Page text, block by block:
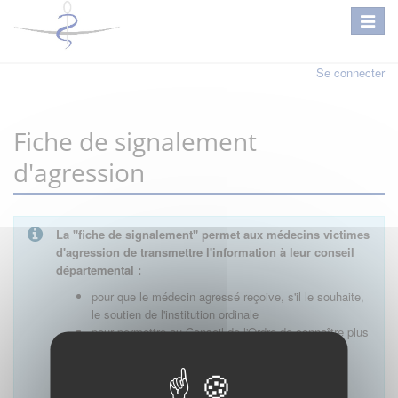
Se connecter
Fiche de signalement
d'agression
La "fiche de signalement" permet aux médecins victimes
d'agression de transmettre l'information à leur conseil
départemental :
pour que le médecin agressé reçoive, s'il le souhaite,
le soutien de l'institution ordinale
pour permettre au Conseil de l'Ordre de connaître plus
local, d'analyser les problèmes rencontrés par les
praticiens et d'étudier les réponses possibles